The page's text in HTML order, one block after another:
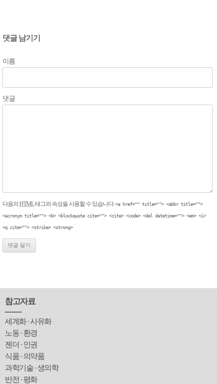
댓글 남기기
이름
댓글
다음의 HTML태그와 속성을 사용할 수 있습니다:<a href="" title=""> <abbr title="">
<acronym title=""> <b> <blockquote cite=""> <cite> <code> <del datetime=""> <em> <i>
<q cite=""> <strike> <strong>
참고자료
세계화 · 사유화
노동 · 환경
젠더 · 인권
식품 · 의약품
과학기술 · 생의학
반전 · 평화